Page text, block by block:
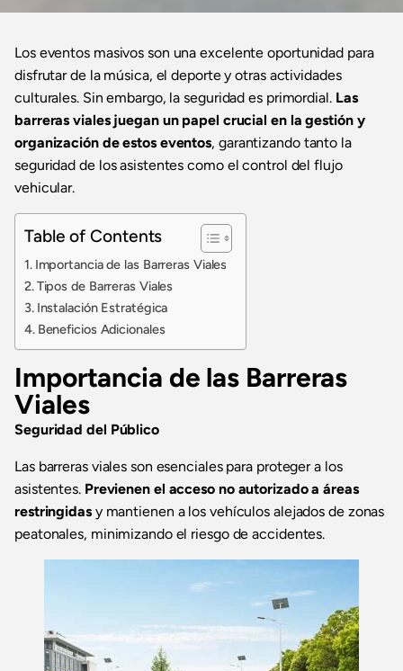
Los eventos masivos son una excelente oportunidad para
disfrutar de la música, el deporte y otras actividades
culturales. Sin embargo, la seguridad es primordial. Las
barreras viales juegan un papel crucial en la gestión y
organización de estos eventos, garantizando tanto la
seguridad de los asistentes como el control del flujo
vehicular.
Table of Contents
Importancia de las Barreras Viales
Tipos de Barreras Viales
Instalación Estratégica
Beneficios Adicionales
Importancia de las Barreras
Viales
Seguridad del Público
Las barreras viales son esenciales para proteger a los
asistentes. Previenen el acceso no autorizado a áreas
restringidasy mantienen a los vehículos alejados de zonas
peatonales, minimizando el riesgo de accidentes.